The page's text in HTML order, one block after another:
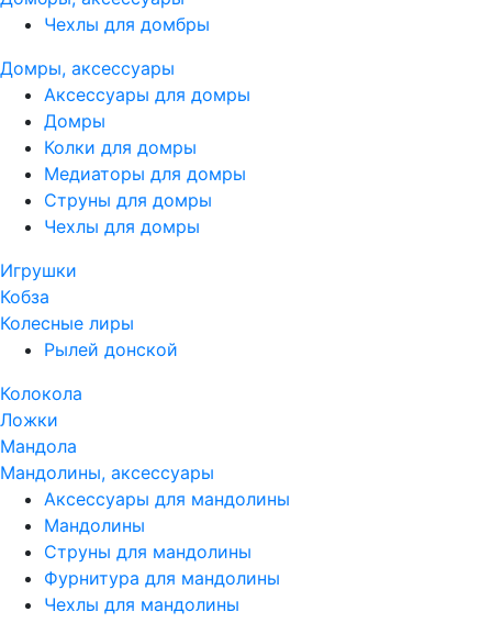
Чехлы для домбры
Домры, аксессуары
Аксессуары для домры
Домры
Колки для домры
Медиаторы для домры
Струны для домры
Чехлы для домры
Игрушки
Кобза
Колесные лиры
Рылей донской
Колокола
Ложки
Мандола
Мандолины, аксессуары
Аксессуары для мандолины
Мандолины
Струны для мандолины
Фурнитура для мандолины
Чехлы для мандолины